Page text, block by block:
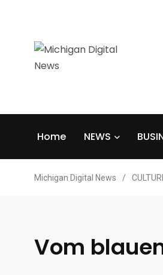
Home NEWS
Michigan Digital News /
Vom